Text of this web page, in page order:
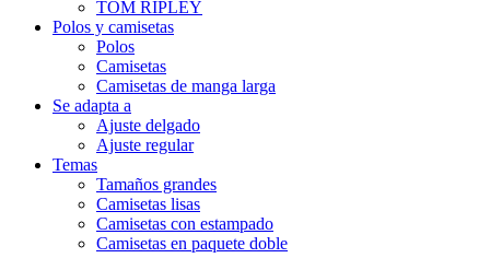
TOM RIPLEY
Polos y camisetas
Polos
Camisetas
Camisetas de manga larga
Se adapta a
Ajuste delgado
Ajuste regular
Temas
Tamaños grandes
Camisetas lisas
Camisetas con estampado
Camisetas en paquete doble